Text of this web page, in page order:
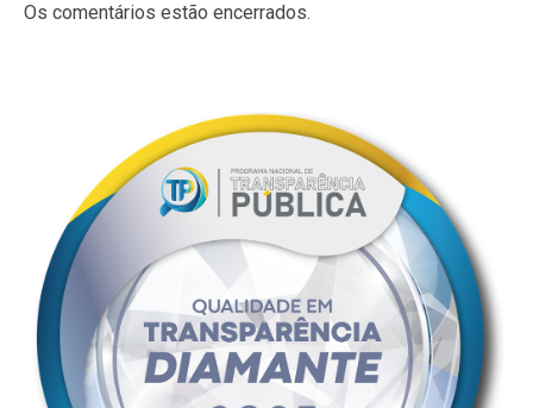
Os comentários estão encerrados.